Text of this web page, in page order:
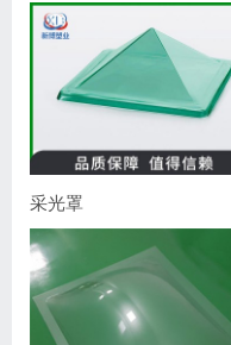
采光罩